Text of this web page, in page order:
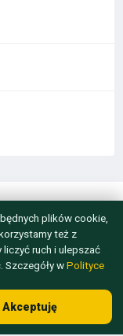
życia
ARTISMEDIA
plików cookie,
też z
liczyć ruch i ulepszać
Szczegóły wPolityce
Akceptuję